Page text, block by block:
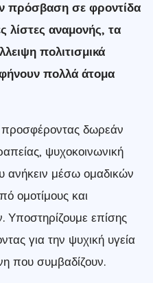
πρόσβαση σε φροντίδα
λίστες αναμονής, τα
πολιτισμικά
πολλά άτομα
προσφέροντας δωρεάν
ψυχοκοινωνική
ανήκειν μέσω ομαδικών
ομοτίμους και
Υποστηρίζουμε επίσης
για την ψυχική υγεία
που συμβαδίζουν.